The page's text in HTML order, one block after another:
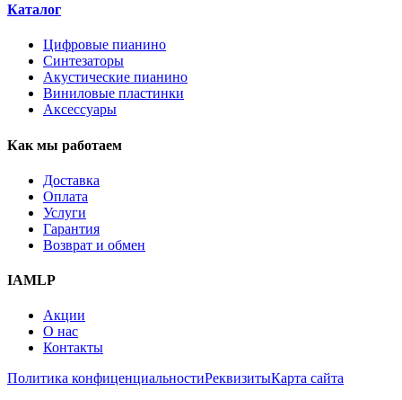
Каталог
Цифровые пианино
Синтезаторы
Акустические пианино
Виниловые пластинки
Аксессуары
Как мы работаем
Доставка
Оплата
Услуги
Гарантия
Возврат и обмен
IAMLP
Акции
О нас
Контакты
Политика конфиценциальностиРеквизитыКарта сайта